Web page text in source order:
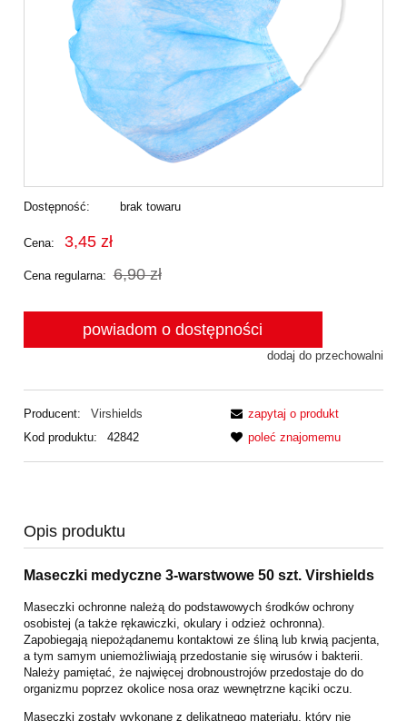
Dostępność: brak towaru
Cena: 3,45 zł
Cena regularna: 6,90 zł
powiadom o dostępności
dodaj do przechowalni
Producent:
Virshields
Kod produktu:
42842
zapytaj o produkt
poleć znajomemu
Opis produktu
Maseczki medyczne 3-warstwowe 50 szt. Virshields
Maseczki ochronne należą do podstawowych środków ochrony
osobistej (a także rękawiczki, okulary i odzież ochronna).
Zapobiegają niepożądanemu kontaktowi ze śliną lub krwią pacjenta,
a tym samym uniemożliwiają przedostanie się wirusów i bakterii.
Należy pamiętać, że najwięcej drobnoustrojów przedostaje do do
organizmu poprzez okolice nosa oraz wewnętrzne kąciki oczu.
Maseczki zostały wykonane z delikatnego materiału, który nie